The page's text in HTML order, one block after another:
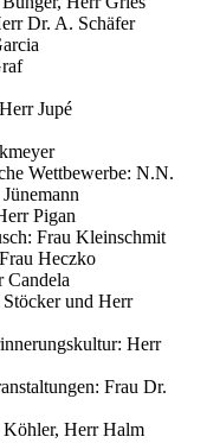
Dr. A. Schäfer
Jupé
Wettbewerbe: N.N.
Pigan
Frau Kleinschmit
Heczko
und Herr
Herr
Frau Dr.
Herr Halm